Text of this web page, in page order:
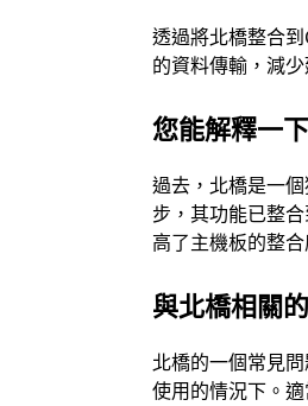
透過將北橋整合
的資料傳輸，減
您能解釋一
過去，北橋是一
步，其功能已整
高了主機板的整合
與北橋相關
北橋的一個常見
使用的情況下。